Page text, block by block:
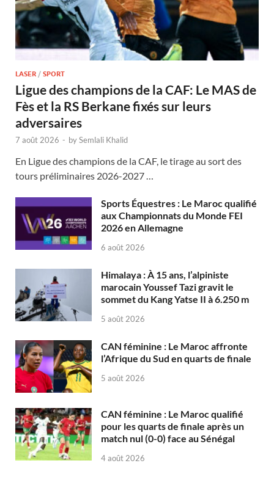
LASER / SPORT
Ligue des champions de la CAF: Le MAS de
Fès et la RS Berkane fixés sur leurs
adversaires
7 août 2026 - bySemlali Khalid
En Ligue des champions de la CAF, le tirage au sort des
tours préliminaires 2026-2027 …
Sports Équestres : Le Maroc qualifié
aux Championnats du Monde FEI
2026 en Allemagne
6 août 2026
Himalaya : À 15 ans, l’alpiniste
marocain Youssef Tazi gravit le
sommet du Kang Yatse II à 6.250 m
5 août 2026
CAN féminine : Le Maroc affronte
l’Afrique du Sud en quarts de finale
5 août 2026
CAN féminine : Le Maroc qualifié
pour les quarts de finale après un
match nul (0-0) face au Sénégal
4 août 2026